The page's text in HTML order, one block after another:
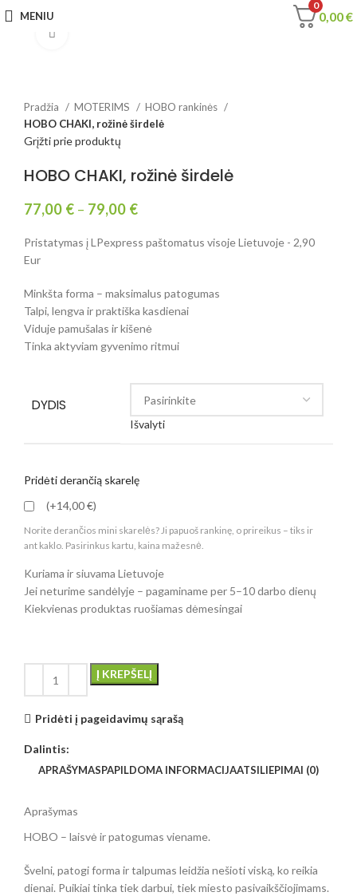
MENIU
0
0,00€
Pradžia MOTERIMS
HOBO rankinės
HOBO CHAKI, rožinė širdelė
Grįžti prie produktų
HOBO CHAKI, rožinė širdelė
77,00 € – 79,00 €
Pristatymas į LPexpress paštomatus visoje Lietuvoje - 2,90
Eur
Minkšta forma – maksimalus patogumas
Talpi, lengva ir praktiška kasdienai
Viduje pamušalas ir kišenė
Tinka aktyviam gyvenimo ritmui
DYDIS
Išvalyti
Pridėti derančią skarelę
(+14,00 €)
Norite derančios mini skarelės? Ji papuoš rankinę, o prireikus – tiks ir
ant kaklo. Pasirinkus kartu, kaina mažesnė.
Kuriama ir siuvama Lietuvoje
Jei neturime sandėlyje – pagaminame per 5–10 darbo dienų
Kiekvienas produktas ruošiamas dėmesingai
Į KREPŠELĮ
Pridėti į pageidavimų sąrašą
Dalintis:
APRAŠYMASPAPILDOMA INFORMACIJAATSILIEPIMAI (0)
Aprašymas
HOBO – laisvė ir patogumas viename.
Švelni, patogi forma ir talpumas leidžia nešioti viską, ko reikia
dienai. Puikiai tinka tiek darbui, tiek miesto pasivaikščiojimams.